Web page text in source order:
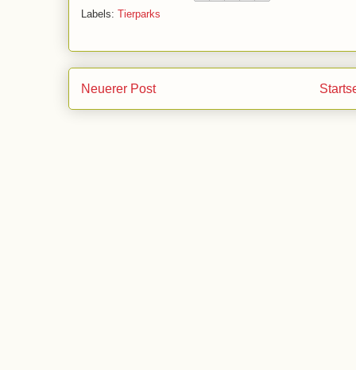
Labels: Tierparks
Neuerer Post